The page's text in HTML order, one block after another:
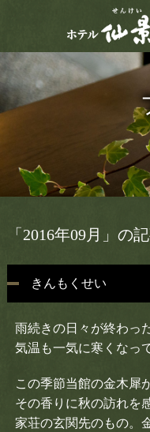
ホテル仙景TOP
お部屋
お料理
温泉
館内施設
周辺観光
アクセス
「2016年09月」の
きんもくせい
雨続きの日々が終わっ
気温も一気に寒くなっ
この季節当館の金木犀
その香りに秋の訪れを
家荘の玄関先のもの。